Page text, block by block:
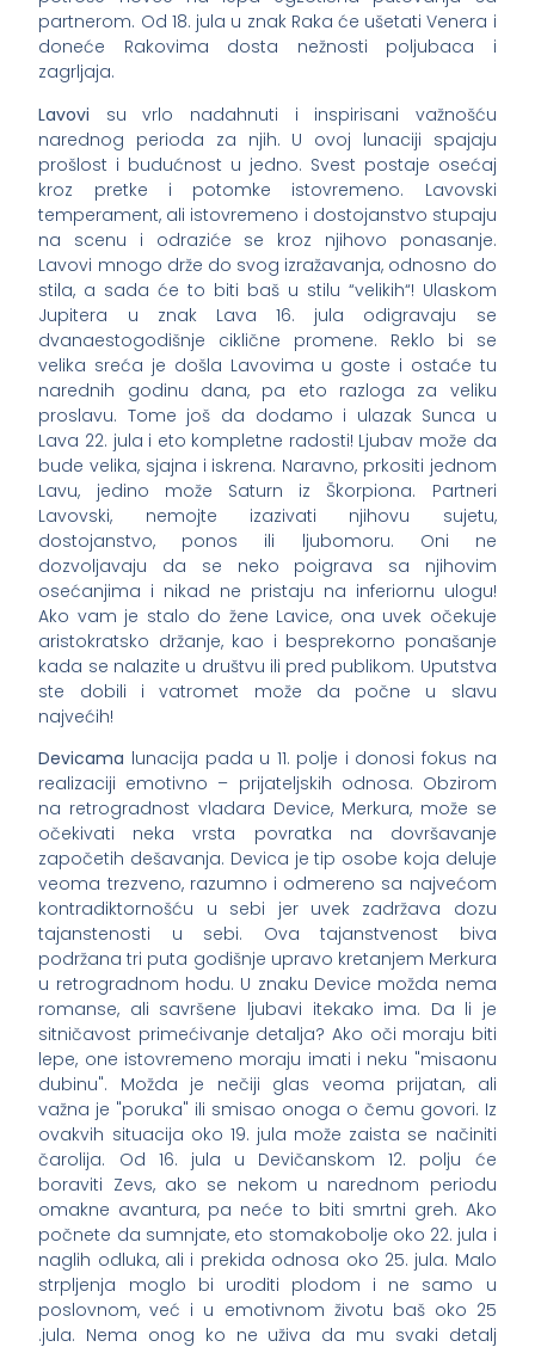
partnerom. Od 18. jula u znak Raka će ušetati Venera i
doneće Rakovima dosta nežnosti poljubaca i
zagrljaja.
Lavovi su vrlo nadahnuti i inspirisani važnošću
narednog perioda za njih. U ovoj lunaciji spajaju
prošlost i budućnost u jedno. Svest postaje osećaj
kroz pretke i potomke istovremeno. Lavovski
temperament, ali istovremeno i dostojanstvo stupaju
na scenu i odraziće se kroz njihovo ponasanje.
Lavovi mnogo drže do svog izražavanja, odnosno do
stila, a sada će to biti baš u stilu “velikih“! Ulaskom
Jupitera u znak Lava 16. jula odigravaju se
dvanaestogodišnje ciklične promene. Reklo bi se
velika sreća je došla Lavovima u goste i ostaće tu
narednih godinu dana, pa eto razloga za veliku
proslavu. Tome još da dodamo i ulazak Sunca u
Lava 22. jula i eto kompletne radosti! Ljubav može da
bude velika, sjajna i iskrena. Naravno, prkositi jednom
Lavu, jedino može Saturn iz Škorpiona. Partneri
Lavovski, nemojte izazivati njihovu sujetu,
dostojanstvo, ponos ili ljubomoru. Oni ne
dozvoljavaju da se neko poigrava sa njihovim
osećanjima i nikad ne pristaju na inferiornu ulogu!
Ako vam je stalo do žene Lavice, ona uvek očekuje
aristokratsko držanje, kao i besprekorno ponašanje
kada se nalazite u društvu ili pred publikom. Uputstva
ste dobili i vatromet može da počne u slavu
najvećih!
Devicama lunacija pada u 11. polje i donosi fokus na
realizaciji emotivno – prijateljskih odnosa. Obzirom
na retrogradnost vladara Device, Merkura, može se
očekivati neka vrsta povratka na dovršavanje
započetih dešavanja. Devica je tip osobe koja deluje
veoma trezveno, razumno i odmereno sa najvećom
kontradiktornošću u sebi jer uvek zadržava dozu
tajanstenosti u sebi. Ova tajanstvenost biva
podržana tri puta godišnje upravo kretanjem Merkura
u retrogradnom hodu. U znaku Device možda nema
romanse, ali savršene ljubavi itekako ima. Da li je
sitničavost primećivanje detalja? Ako oči moraju biti
lepe, one istovremeno moraju imati i neku "misaonu
dubinu". Možda je nečiji glas veoma prijatan, ali
važna je "poruka" ili smisao onoga o čemu govori. Iz
ovakvih situacija oko 19. jula može zaista se načiniti
čarolija. Od 16. jula u Devičanskom 12. polju će
boraviti Zevs, ako se nekom u narednom periodu
omakne avantura, pa neće to biti smrtni greh. Ako
počnete da sumnjate, eto stomakobolje oko 22. jula i
naglih odluka, ali i prekida odnosa oko 25. jula. Malo
strpljenja moglo bi uroditi plodom i ne samo u
poslovnom, već i u emotivnom životu baš oko 25
.jula. Nema onog ko ne uživa da mu svaki detalj